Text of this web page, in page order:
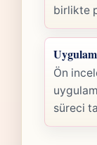
birlikte
Ön
süreci